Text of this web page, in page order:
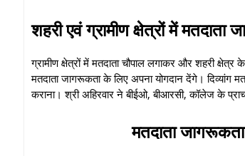
शहरी एवं ग्रामीण क्षेत्रों में
ग्रामीण क्षेत्रों में मतदाता चौपाल लगाकर और शहरी
मतदाता जागरूकता के लिए अपना योगदान देंगे। दिव्यांग
कराना। श्री अहिरवार ने बीईओ, बीआरसी, कॉलेज के
मतदाता